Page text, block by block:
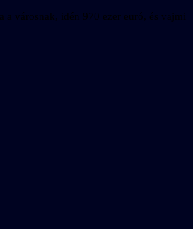
városnak, idén 970 ezer euró, és vajmi